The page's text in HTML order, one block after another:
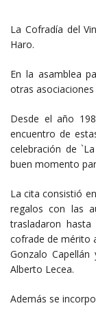
La Cofradía del
Haro.
En la asamblea
otras asociaciones
Desde el año
encuentro de
celebración de
buen momento
La cita consistió
regalos con las
trasladaron
cofrade de mérito
Gonzalo
Alberto Lecea.
Además se